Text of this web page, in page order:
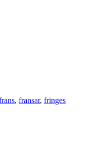
, fransar, fringes